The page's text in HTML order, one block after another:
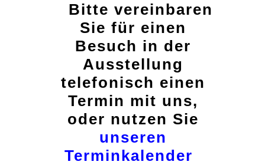
Bitte vereinbaren
Sie für einen
Besuch in der
Ausstellung
telefonisch einen
Termin mit uns,
oder nutzen Sie
unseren
Terminkalender